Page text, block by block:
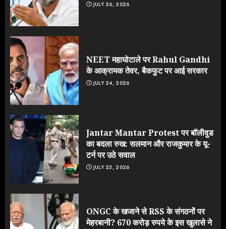
JULY 26, 2026
NEET महाघोटाले पर Rahul Gandhi
के आक्रामक तेवर, बैकफुट पर आई सरकार
JULY 24, 2026
Jantar Mantar Protest पर बॉलीवुड
का बदला रुख: सलमान और राजकुमार के यू-
टर्न पर उठे सवाल
JULY 23, 2026
ONGC के खजाने से RSS के संगठनों पर
मेहरबानी? 670 करोड़ रुपये के इस खुलासे ने